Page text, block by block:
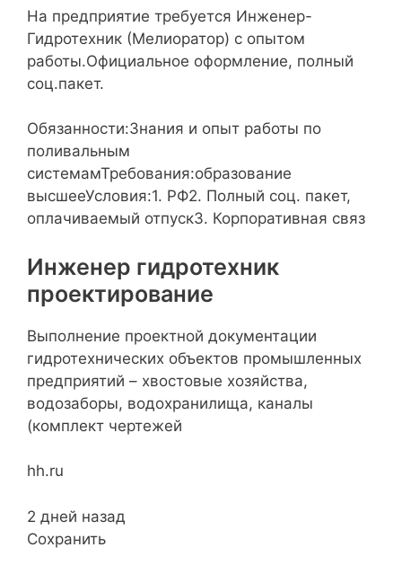
На предприятие требуется Инженер-
Гидротехник (Мелиоратор) с опытом
работы.Официальное оформление, полный
соц.пакет.
Обязанности:Знания и опыт работы по
поливальным
системамТребования:образование
высшееУсловия:1. РФ2. Полный соц. пакет,
оплачиваемый отпуск3. Корпоративная связ
Инженер гидротехник
проектирование
Выполнение проектной документации
гидротехнических объектов промышленных
предприятий – хвостовые хозяйства,
водозаборы, водохранилища, каналы
(комплект чертежей
hh.ru
2 дней назад
Сохранить